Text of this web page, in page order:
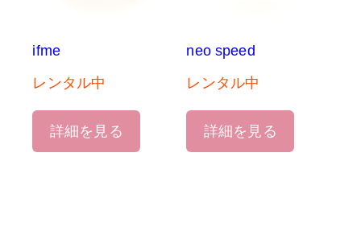
ifme
レンタル中
詳細を見る
neo speed
レンタル中
詳細を見る